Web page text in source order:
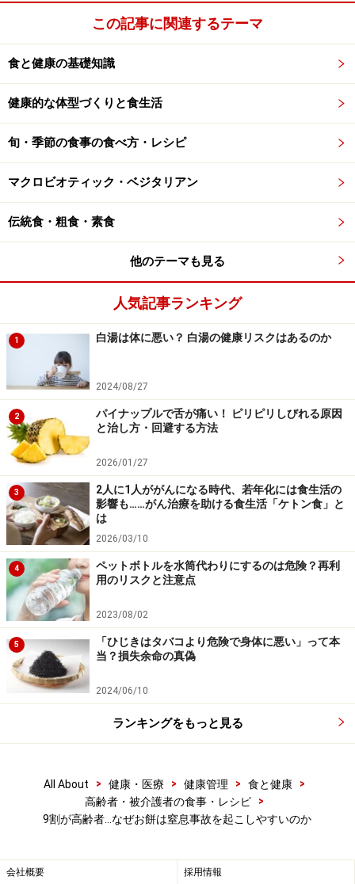
注意したいものです。
※当サイトにおける医師・医療従事者等による情報の提供は、診
切な医療機関での受診をおすすめいたします。記事内容は執筆者
個人の見解によるものであり、全ての方への有効性を保証するも
のではありません。当サイトで提供する情報に基づいて被ったい
かなる損害についても、当社、各ガイド、その他当社と契約した
情報提供者は一切の責任を負いかねます。
免責事項
1/2
この記事に関連するテーマ
食と健康の基礎知識
健康的な体型づくりと食生活
旬・季節の食事の食べ方・レシピ
マクロビオティック・ベジタリアン
伝統食・粗食・素食
他のテーマも見る
人気記事ランキング
1 白湯は体に悪い？ 白湯の健康リスクはあるのか
2024/08/27
2
パイナップルで舌が痛い！ ピリピリしびれる原因
と治し方・回避する方法
2026/01/27
3
2人に1人ががんになる時代、若年化には食生活の
影響も……がん治療を助ける食生活「ケトン食」と
は
2026/03/10
4
ペットボトルを水筒代わりにするのは危険？再利
用のリスクと注意点
2023/08/02
5
「ひじきはタバコより危険で身体に悪い」って本
当？損失余命の真偽
2024/06/10
ランキングをもっと見る
All About > 健康・医療 > 健康管理 > 食と健康
>
高齢者・被介護者の食事・レシピ
>
9割が高齢者…なぜお餅は窒息事故を起こしやすいのか
会社概要 採用情報